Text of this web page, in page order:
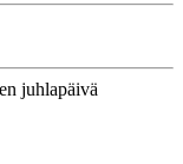
juhlapäivä